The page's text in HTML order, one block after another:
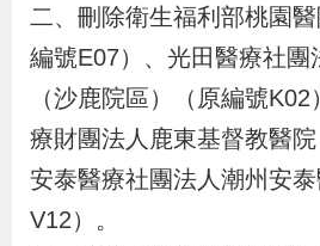
相
連
結
二、 刪除衛生福利部桃園
編號E07）、光田醫療社團
（沙鹿院區）（原編號
療財團法人鹿東基督教醫院
安泰醫療社團法人潮州安
V12）。